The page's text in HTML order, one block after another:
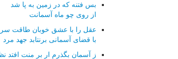
بس فتنه که در زمین به پا شد
از روی چو ماه آسمانت
عقل را با عشق خوبان طاقت
با قضای آسمانی برنتابد جهد مرد
ز آسمان بگذرم ار بر منت افتد